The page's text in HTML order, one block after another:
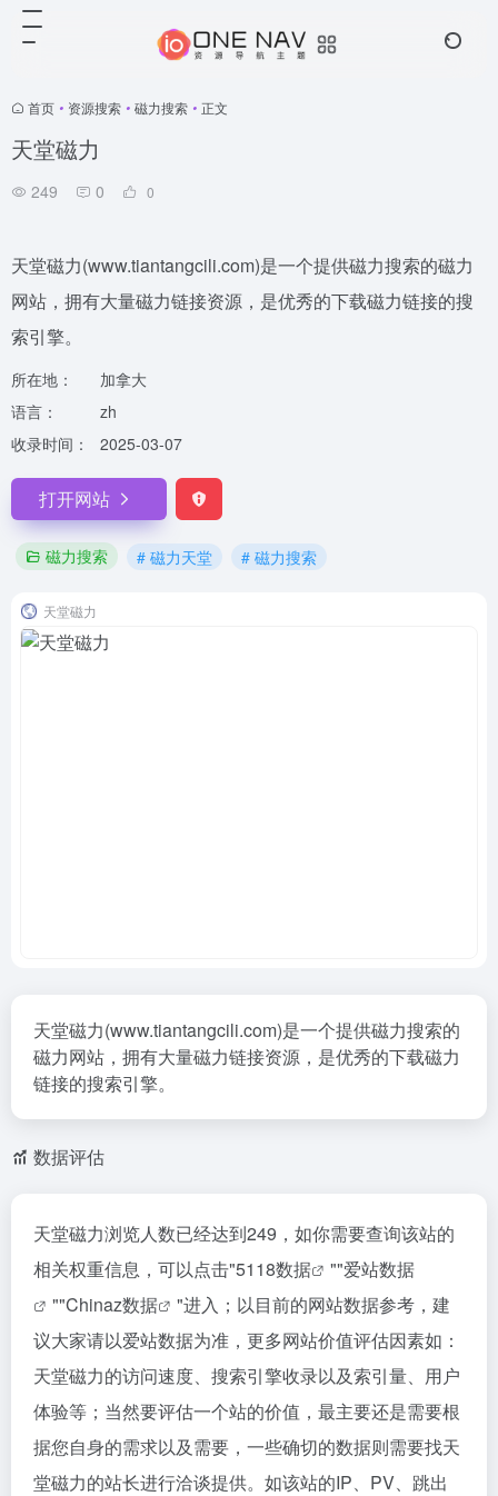
首页 • 资源搜索 • 磁力搜索 • 正文
天堂磁力
249 0 0
天堂磁力(www.tiantangcili.com)是一个提供磁力搜索的磁力
网站，拥有大量磁力链接资源，是优秀的下载磁力链接的搜
索引擎。
所在地：
加拿大
语言：
zh
收录时间：
2025-03-07
打开网站
磁力搜索 # 磁力天堂 # 磁力搜索
天堂磁力
天堂磁力(www.tiantangcili.com)是一个提供磁力搜索的
磁力网站，拥有大量磁力链接资源，是优秀的下载磁力
链接的搜索引擎。
数据评估
天堂磁力浏览人数已经达到249，如你需要查询该站的
相关权重信息，可以点击"5118数据 ""爱站数据
""Chinaz数据
"进入；以目前的网站数据参考，建
议大家请以爱站数据为准，更多网站价值评估因素如：
天堂磁力的访问速度、搜索引擎收录以及索引量、用户
体验等；当然要评估一个站的价值，最主要还是需要根
据您自身的需求以及需要，一些确切的数据则需要找天
堂磁力的站长进行洽谈提供。如该站的IP、PV、跳出